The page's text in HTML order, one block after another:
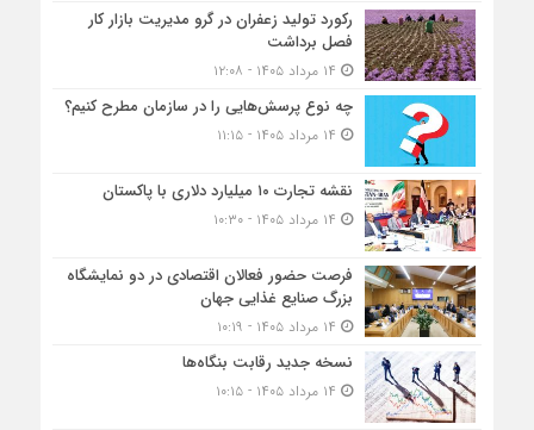
رکورد تولید زعفران در گرو مدیریت بازار کار
فصل برداشت
چه نوع پرسش‌هایی را در سازمان مطرح کنیم؟
نقشه تجارت ۱۰‌ میلیارد دلاری با پاکستان
فرصت حضور فعالان اقتصادی در دو نمایشگاه
بزرگ صنایع غذایی جهان
نسخه جدید رقابت‌ بنگاه‌ها